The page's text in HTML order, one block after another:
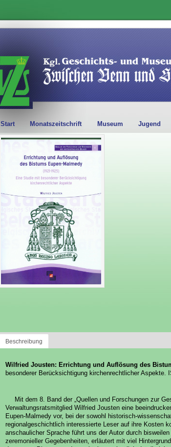
Start Monatszeitschrift Museum Jugend
Beschreibung
Wilfried Jousten: Errichtung und Auflösung des
besonderer Berücksichtigung kirchenrechtlicher Aspekte.
Mit dem 8. Band der „Quellen und Forschungen zur
Verwaltungsratsmitglied Wilfried Jousten eine
Eupen-Malmedy vor, bei der sowohl historisch-
regionalgeschichtlich interessierte Leser auf ihre Kosten
anschaulicher Sprache führt uns der Autor durch
zeremonieller Gegebenheiten, erläutert mit viel